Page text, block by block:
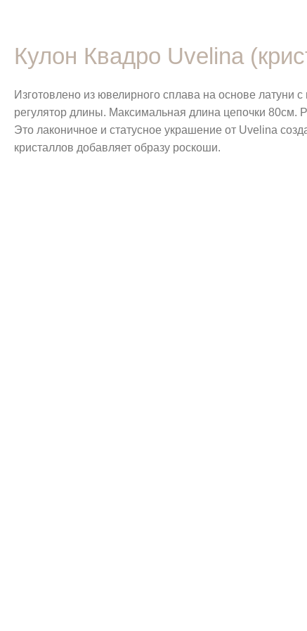
Кулон Квадро Uvelina
Изготовлено из ювелирного сплава на основе латуни
регулятор длины. Максимальная длина цепочки 80см.
Это лаконичное и статусное украшение от Uvelina
кристаллов добавляет образу роскоши.